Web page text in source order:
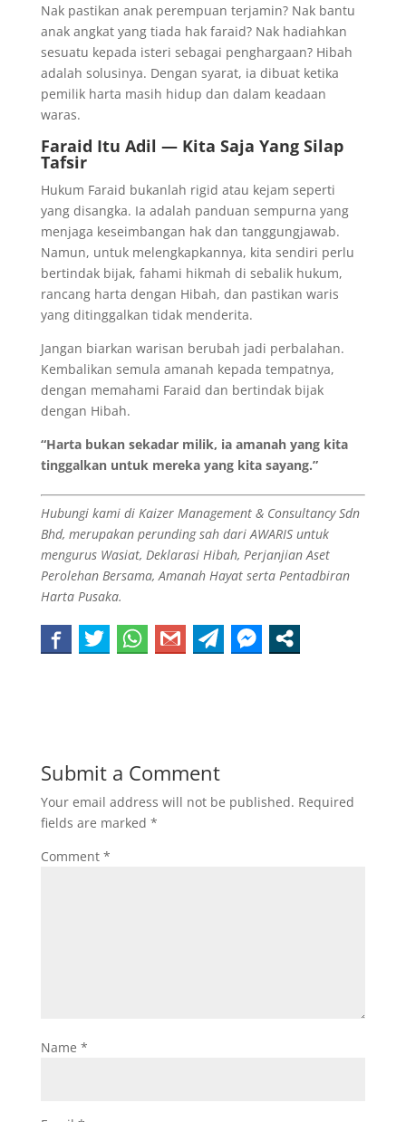
Nak pastikan anak perempuan terjamin? Nak bantu
anak angkat yang tiada hak faraid? Nak hadiahkan
sesuatu kepada isteri sebagai penghargaan? Hibah
adalah solusinya. Dengan syarat, ia dibuat ketika
pemilik harta masih hidup dan dalam keadaan
waras.
Faraid Itu Adil — Kita Saja Yang Silap
Tafsir
Hukum Faraid bukanlah rigid atau kejam seperti
yang disangka. Ia adalah panduan sempurna yang
menjaga keseimbangan hak dan tanggungjawab.
Namun, untuk melengkapkannya, kita sendiri perlu
bertindak bijak, fahami hikmah di sebalik hukum,
rancang harta dengan Hibah, dan pastikan waris
yang ditinggalkan tidak menderita.
Jangan biarkan warisan berubah jadi perbalahan.
Kembalikan semula amanah kepada tempatnya,
dengan memahami Faraid dan bertindak bijak
dengan Hibah.
“Harta bukan sekadar milik, ia amanah yang kita
tinggalkan untuk mereka yang kita sayang.”
Hubungi kami di Kaizer Management & Consultancy Sdn
Bhd, merupakan perunding sah dari AWARIS untuk
mengurus Wasiat, Deklarasi Hibah, Perjanjian Aset
Perolehan Bersama, Amanah Hayat serta Pentadbiran
Harta Pusaka.
Submit a Comment
Your email address will not be published. Required
fields are marked *
Comment *
Name *